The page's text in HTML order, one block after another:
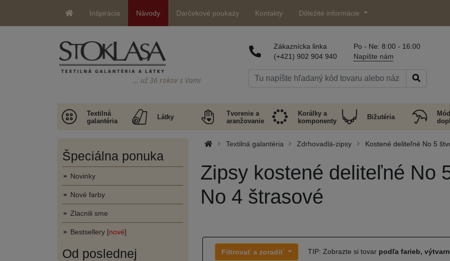
Inšpirácia Návody Darčekové poukazy Kontakty Dôležité informácie
… už 36 rokov s Vami
Zákaznícka linka
(+421) 902 904 940
Po - Ne: 8:00 - 16:00
Napište nám
Textilná
galantéria
Látky
Tvorenie a
aranžovanie
Korálky a
komponenty
Bižutéria
Špeciálna ponuka
Novinky
Nové farby
Zlacnili sme
Bestsellery [nové]
Od poslednej
Textilná galantéria Zdrhovadlá-zipsy Kostené deliteľné No 5
Zipsy kostené deliteľné No
No 4 štrasové
Filtrovať a zoradiť TIP: Zobrazte si tovar podľa farieb,